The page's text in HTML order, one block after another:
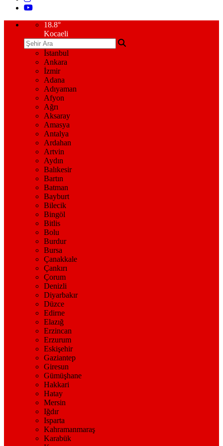
18.8°
Kocaeli
İstanbul
Ankara
İzmir
Adana
Adıyaman
Afyon
Ağrı
Aksaray
Amasya
Antalya
Ardahan
Artvin
Aydın
Balıkesir
Bartın
Batman
Bayburt
Bilecik
Bingöl
Bitlis
Bolu
Burdur
Bursa
Çanakkale
Çankırı
Çorum
Denizli
Diyarbakır
Düzce
Edirne
Elazığ
Erzincan
Erzurum
Eskişehir
Gaziantep
Giresun
Gümüşhane
Hakkari
Hatay
Mersin
Iğdır
Isparta
Kahramanmaraş
Karabük